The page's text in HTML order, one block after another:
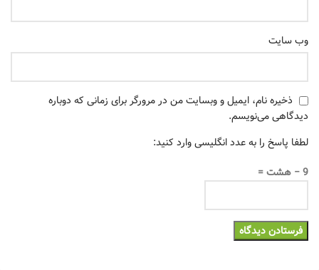
وب‌ سایت
ذخیره نام، ایمیل و وبسایت من در مرورگر برای زمانی که دوباره
دیدگاهی می‌نویسم.
لطفا پاسخ را به عدد انگلیسی وارد کنید:
9 − هشت =